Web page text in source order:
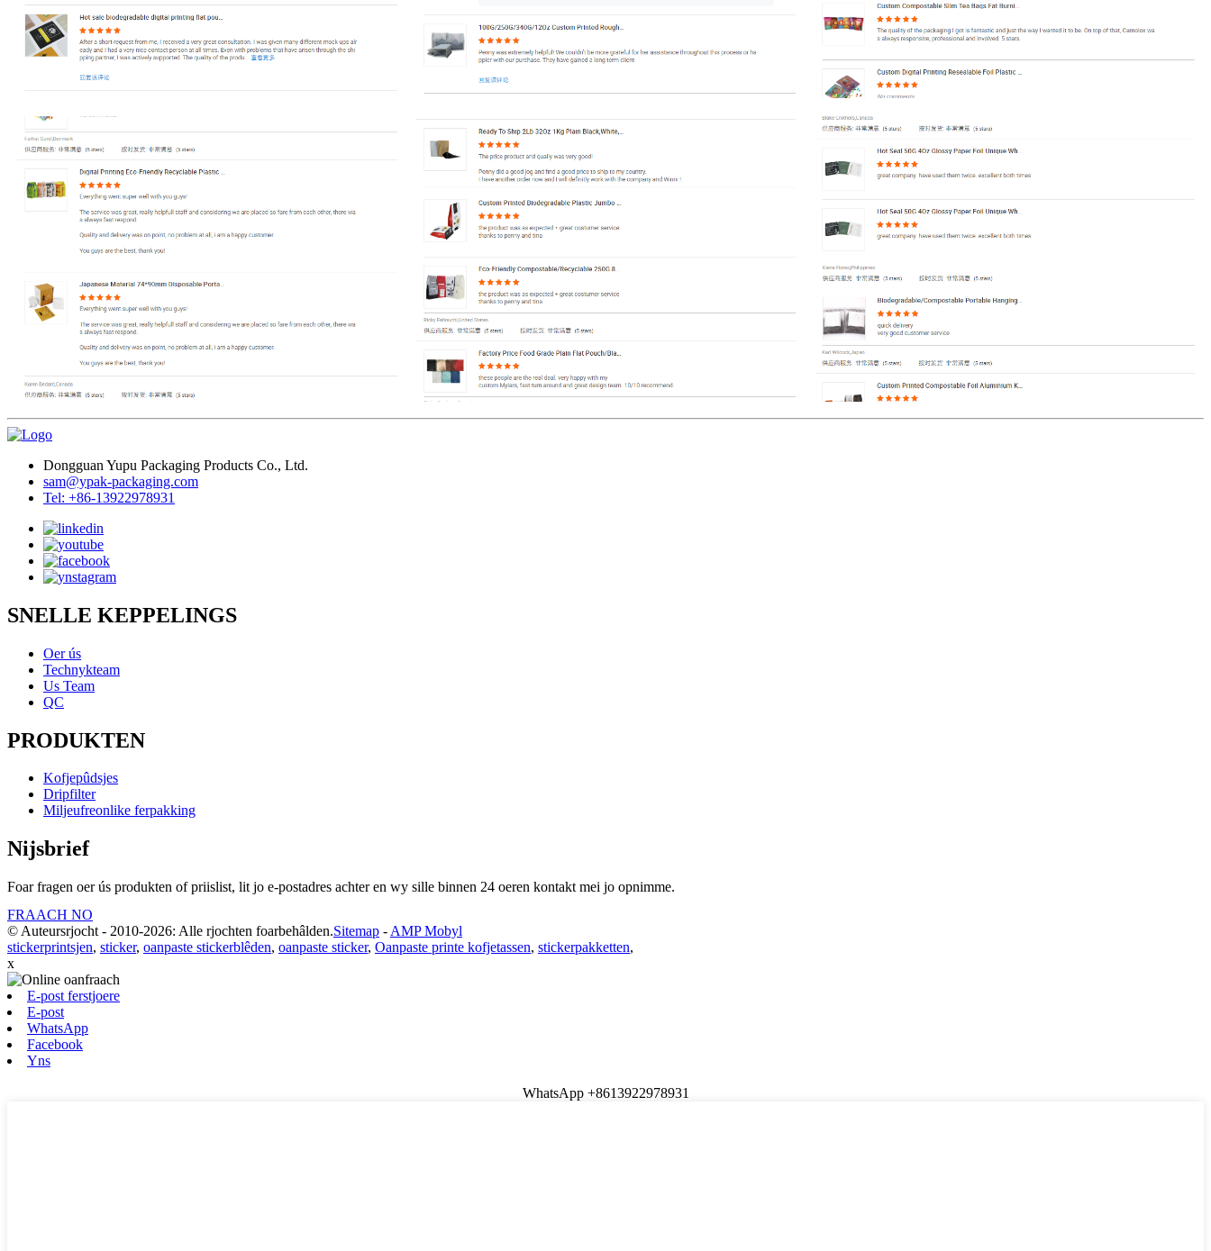
Dongguan Yupu Packaging Products Co., Ltd.
sam@ypak-packaging.com
Tel: +86-13922978931
SNELLE KEPPELINGS
Oer ús
Technykteam
Us Team
QC
PRODUKTEN
Kofjepûdsjes
Dripfilter
Miljeufreonlike ferpakking
Nijsbrief
Foar fragen oer ús produkten of priislist, lit jo e-postadres achter en wy sille binnen 24 oeren kontakt mei jo opnimme.
FRAACH NO
© Auteursrjocht - 2010-2026: Alle rjochten foarbehâlden.Sitemap - AMP Mobyl
stickerprintsjen, sticker, oanpaste stickerblêden, oanpaste sticker, Oanpaste printe kofjetassen, stickerpakketten,
x
E-post ferstjoere
E-post
WhatsApp
Facebook
Yns
WhatsApp +8613922978931